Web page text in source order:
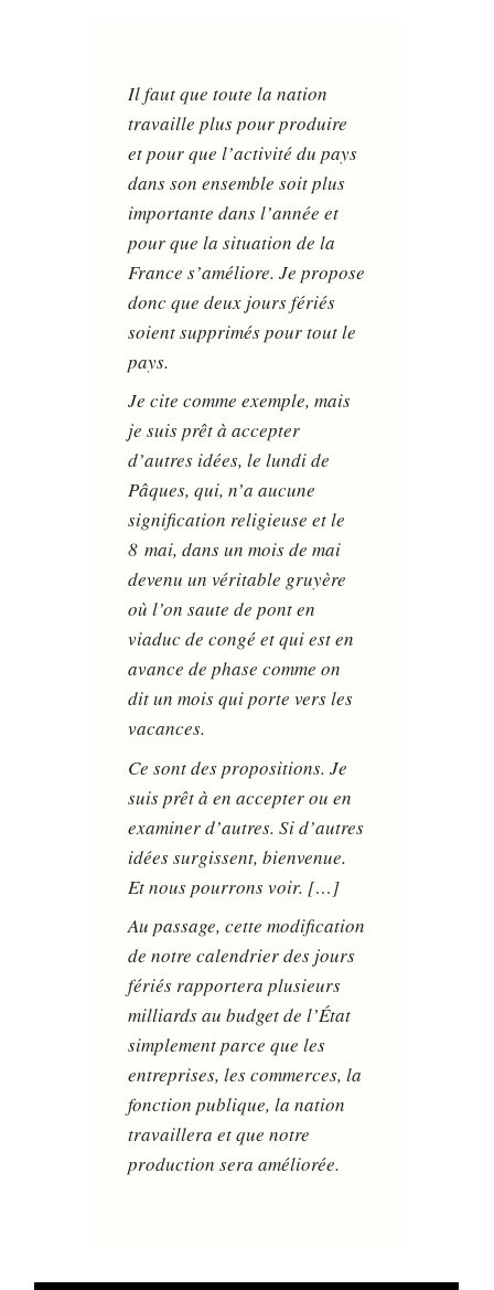
Il faut que toute la nation
travaille plus pour produire
et pour que l’activité du pays
dans son ensemble soit plus
importante dans l’année et
pour que la situation de la
France s’améliore. Je propose
donc que deux jours fériés
soient supprimés pour tout le
pays.
Je cite comme exemple, mais
je suis prêt à accepter
d’autres idées, le lundi de
Pâques, qui, n’a aucune
signification religieuse et le
8 mai, dans un mois de mai
devenu un véritable gruyère
où l’on saute de pont en
viaduc de congé et qui est en
avance de phase comme on
dit un mois qui porte vers les
vacances.
Ce sont des propositions. Je
suis prêt à en accepter ou en
examiner d’autres. Si d’autres
idées surgissent, bienvenue.
Et nous pourrons voir. […]
Au passage, cette modification
de notre calendrier des jours
fériés rapportera plusieurs
milliards au budget de l’État
simplement parce que les
entreprises, les commerces, la
fonction publique, la nation
travaillera et que notre
production sera améliorée.